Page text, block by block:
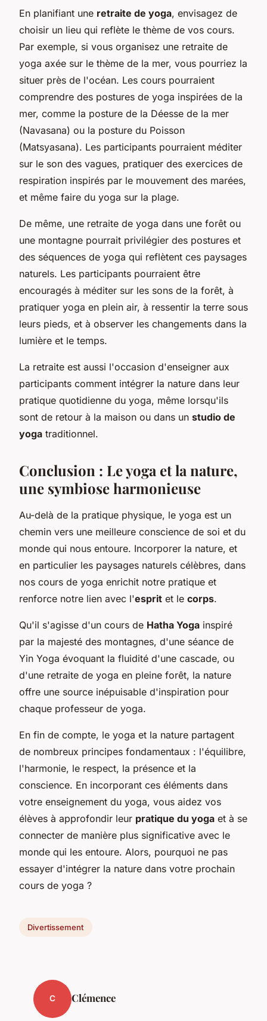
En planifiant une retraite de yoga, envisagez de
choisir un lieu qui reflète le thème de vos cours.
Par exemple, si vous organisez une retraite de
yoga axée sur le thème de la mer, vous pourriez la
situer près de l'océan. Les cours pourraient
comprendre des postures de yoga inspirées de la
mer, comme la posture de la Déesse de la mer
(Navasana) ou la posture du Poisson
(Matsyasana). Les participants pourraient méditer
sur le son des vagues, pratiquer des exercices de
respiration inspirés par le mouvement des marées,
et même faire du yoga sur la plage.
De même, une retraite de yoga dans une forêt ou
une montagne pourrait privilégier des postures et
des séquences de yoga qui reflètent ces paysages
naturels. Les participants pourraient être
encouragés à méditer sur les sons de la forêt, à
pratiquer yoga en plein air, à ressentir la terre sous
leurs pieds, et à observer les changements dans la
lumière et le temps.
La retraite est aussi l'occasion d'enseigner aux
participants comment intégrer la nature dans leur
pratique quotidienne du yoga, même lorsqu'ils
sont de retour à la maison ou dans un studio de
yoga traditionnel.
Conclusion : Le yoga et la nature,
une symbiose harmonieuse
Au-delà de la pratique physique, le yoga est un
chemin vers une meilleure conscience de soi et du
monde qui nous entoure. Incorporer la nature, et
en particulier les paysages naturels célèbres, dans
nos cours de yoga enrichit notre pratique et
renforce notre lien avec l'esprit et le corps.
Qu'il s'agisse d'un cours de Hatha Yoga inspiré
par la majesté des montagnes, d'une séance de
Yin Yoga évoquant la fluidité d'une cascade, ou
d'une retraite de yoga en pleine forêt, la nature
offre une source inépuisable d'inspiration pour
chaque professeur de yoga.
En fin de compte, le yoga et la nature partagent
de nombreux principes fondamentaux : l'équilibre,
l'harmonie, le respect, la présence et la
conscience. En incorporant ces éléments dans
votre enseignement du yoga, vous aidez vos
élèves à approfondir leur pratique du yoga et à se
connecter de manière plus significative avec le
monde qui les entoure. Alors, pourquoi ne pas
essayer d'intégrer la nature dans votre prochain
cours de yoga ?
Divertissement
C Clémence